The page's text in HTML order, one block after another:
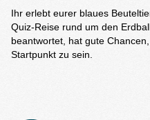
Ihr erlebt eurer blaues
Quiz-Reise rund um den
beantwortet, hat gute
Startpunkt zu sein.